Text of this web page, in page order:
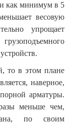
и как минимум в 5
весовую
упрощает
то в этом плане
наверное,
арматуры.
меньше чем,
по своим